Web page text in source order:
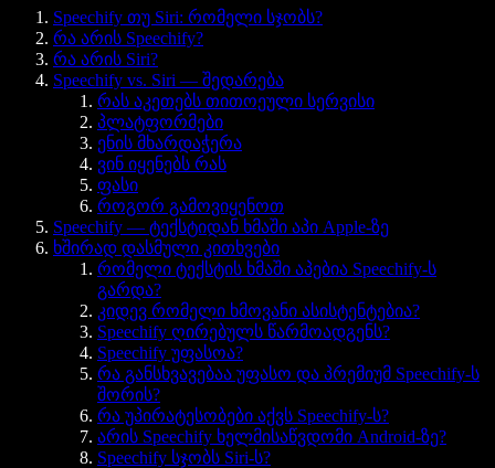
Speechify თუ Siri: რომელი სჯობს?
რა არის Speechify?
რა არის Siri?
Speechify vs. Siri — შედარება
რას აკეთებს თითოეული სერვისი
პლატფორმები
ენის მხარდაჭერა
ვინ იყენებს რას
ფასი
როგორ გამოვიყენოთ
Speechify — ტექსტიდან ხმაში აპი Apple-ზე
ხშირად დასმული კითხვები
რომელი ტექსტის ხმაში აპებია Speechify-ს
გარდა?
კიდევ რომელი ხმოვანი ასისტენტებია?
Speechify ღირებულს წარმოადგენს?
Speechify უფასოა?
რა განსხვავებაა უფასო და პრემიუმ Speechify-ს
შორის?
რა უპირატესობები აქვს Speechify-ს?
არის Speechify ხელმისაწვდომი Android-ზე?
Speechify სჯობს Siri-ს?